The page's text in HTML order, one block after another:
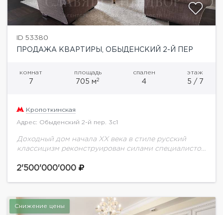
ID 53380
ПРОДАЖА КВАРТИРЫ, ОБЫДЕНСКИЙ 2-Й ПЕР
комнат
7
площадь
705 м2
спален
4
этаж
5 / 7
Кропоткинская
Адрес: Обыденский 2-й пер. 3с1
Доходный дом начала ХХ века в стиле русский
классицизм реконструирован силами специалистов
архитектором К. В. Гладких в 1997 году.Фасад
2'500'000'000
Снижение цены